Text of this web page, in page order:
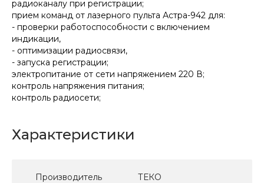
радиоканалу при регистрации;
прием команд от лазерного пульта Астра-942 для:
- проверки работоспособности с включением
индикации,
- оптимизации радиосвязи,
- запуска регистрации;
электропитание от сети напряжением 220 В;
контроль напряжения питания;
контроль радиосети;
Характеристики
Производитель ТЕКО